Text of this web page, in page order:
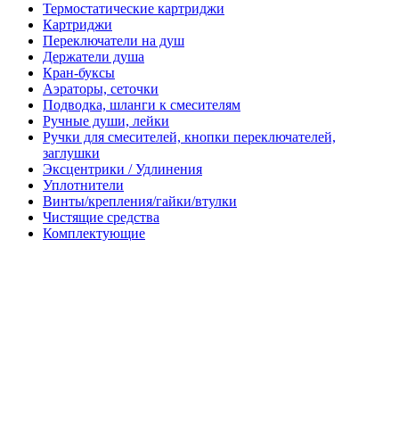
Термостатические картриджи
Картриджи
Переключатели на душ
Держатели душа
Кран-буксы
Аэраторы, сеточки
Подводка, шланги к смесителям
Ручные души, лейки
Ручки для смесителей, кнопки переключателей,
заглушки
Эксцентрики / Удлинения
Уплотнители
Винты/крепления/гайки/втулки
Чистящие средства
Комплектующие